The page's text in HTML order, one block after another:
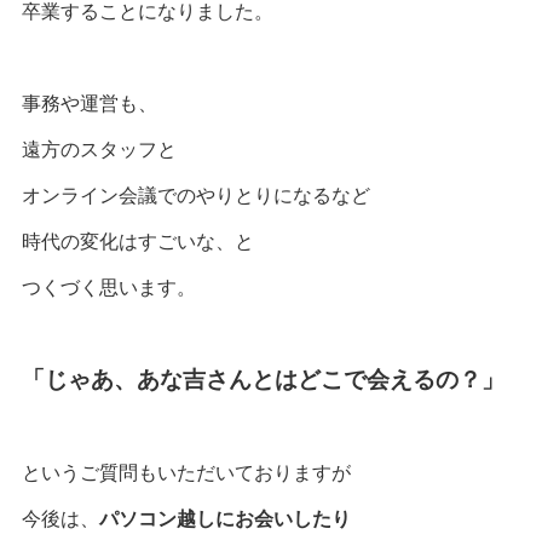
卒業することになりました。
事務や運営も、
遠方のスタッフと
オンライン会議でのやりとりになるなど
時代の変化はすごいな、と
つくづく思います。
「じゃあ、あな吉さんとはどこで会えるの？」
というご質問もいただいておりますが
今後は、パソコン越しにお会いしたり